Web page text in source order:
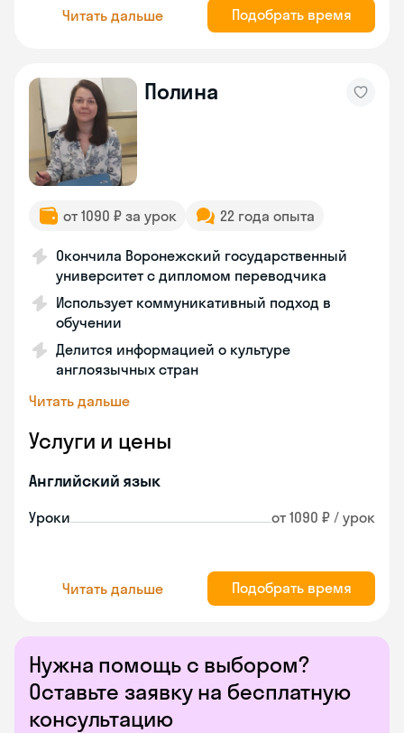
Нужна помощь с выбором?
Оставьте заявку на бесплатную
консультацию
Читать дальше Подобрать время
Полина
от 1090 ₽ за урок 22 года опыта
Окончила Воронежский государственный
университет с дипломом переводчика
Использует коммуникативный подход в
обучении
Делится информацией о культуре
англоязычных стран
Читать дальше
Услуги и цены
Английский язык
Уроки от 1090 ₽ / урок
Читать дальше Подобрать время